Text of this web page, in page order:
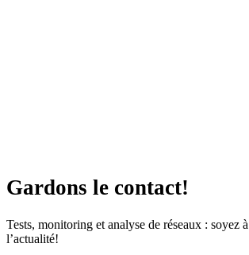
Gardons le contact!
Tests, monitoring et analyse de réseaux : soyez
l’actualité!